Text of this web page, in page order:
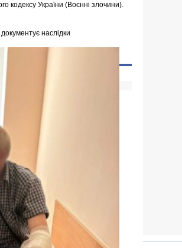
кодексу України (Воєнні злочини).
наслідки